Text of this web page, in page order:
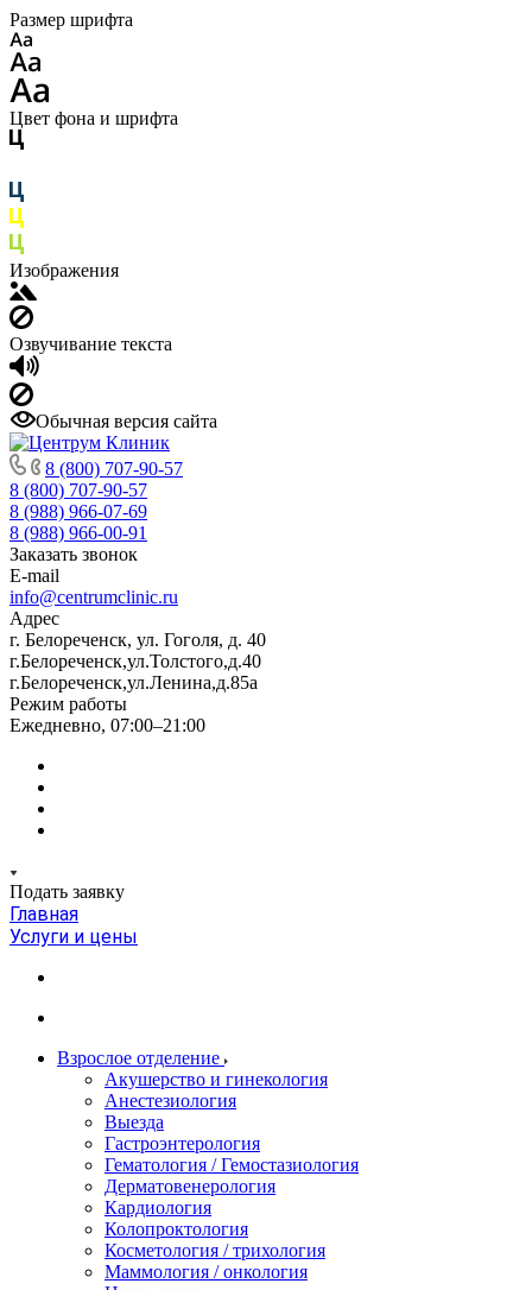
Размер шрифта
Цвет фона и шрифта
Изображения
Озвучивание текста
Обычная версия сайта
8 (800) 707-90-57
8 (800) 707-90-57
8 (988) 966-07-69
8 (988) 966-00-91
Заказать звонок
E-mail
info@centrumclinic.ru
Адрес
г. Белореченск, ул. Гоголя, д. 40
г.Белореченск,ул.Толстого,д.40
г.Белореченск,ул.Ленина,д.85а
Режим работы
Ежедневно, 07:00–21:00
Подать заявку
Главная
Услуги и цены
Взрослое отделение
Акушерство и гинекология
Анестезиология
Выезда
Гастроэнтерология
Гематология / Гемостазиология
Дерматовенерология
Кардиология
Колопроктология
Косметология / трихология
Маммология / онкология